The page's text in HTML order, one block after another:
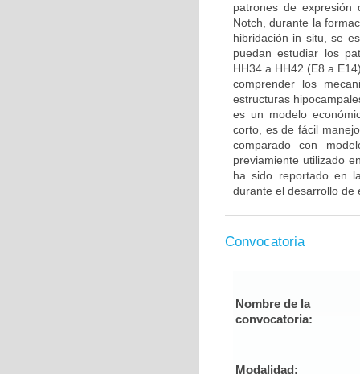
patrones de
Notch, durante la
hibridación in situ, se
puedan estudiar los
HH34 a HH42 (E8 a
comprender los
estructuras
es un modelo
corto, es de fácil
comparado con
previamiente utilizado
ha sido reportado en
durante el desarrollo de
Convocatoria
Nombre de la
convocatoria:
Modalidad: